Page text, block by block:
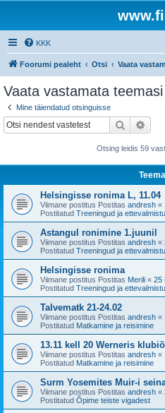
KKK
Foorumi pealeht Otsi Vaata
Vaata vastamata teemasi
Mine täiendatud otsinguisse
Otsi
Otsing leidis 59
Helsingisse ronima L, 11.04
Viimane postitus Postitas andresh «
Postitatud Treeningud ja
Astangul ronimine 1.juunil
Viimane postitus Postitas andresh «
Postitatud Treeningud ja
Helsingisse ronima
Viimane postitus Postitas Merili « 25
Postitatud Treeningud ja
Talvematk 21-24.02
Viimane postitus Postitas andresh «
Postitatud Matkamine ja reisimine
13.11 kell 20 Werneris
Viimane postitus Postitas andresh «
Postitatud Matkamine ja reisimine
Surm Yosemites Muir-i
Viimane postitus Postitas andresh «
Postitatud Õpime teiste vigadest